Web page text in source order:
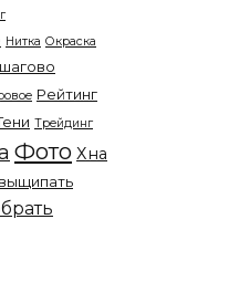
Нитка Окраска
Рейтинг
Трейдинг
Фото Хна
выщипать